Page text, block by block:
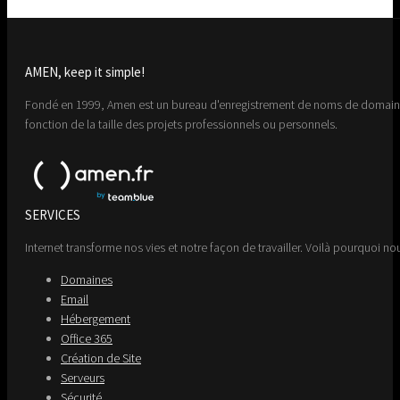
AMEN, keep it simple!
Fondé en 1999, Amen est un bureau d'enregistrement de noms de
fonction de la taille des projets professionnels ou personnels.
SERVICES
Internet transforme nos vies et notre façon de travailler. Voilà pourquoi
Domaines
Email
Hébergement
Office 365
Création de Site
Serveurs